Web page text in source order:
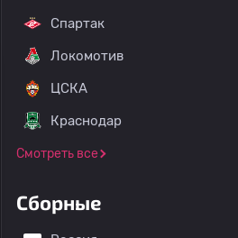
Спартак
Локомотив
ЦСКА
Краснодар
Смотреть все
Сборные